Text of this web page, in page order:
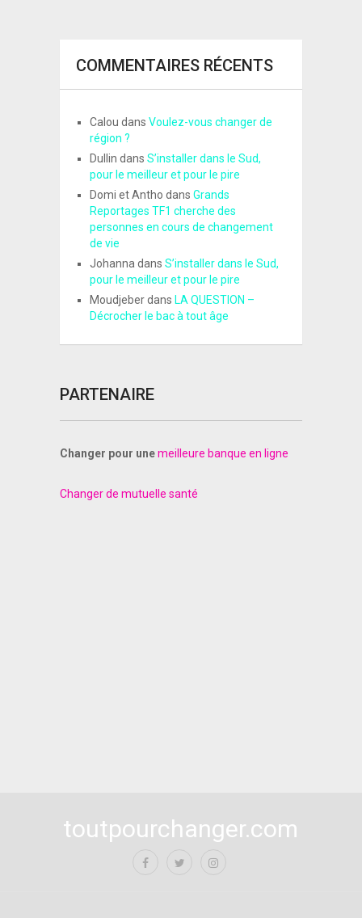
COMMENTAIRES RÉCENTS
Calou dans Voulez-vous changer de
région ?
Dullin dans S’installer dans le Sud,
pour le meilleur et pour le pire
Domi et Antho dans Grands
Reportages TF1 cherche des
personnes en cours de changement
de vie
Johannadans S’installer dans le Sud,
pour le meilleur et pour le pire
Moudjeberdans LA QUESTION –
Décrocher le bac à tout âge
PARTENAIRE
Changer pour unemeilleure banque en ligne
Changer de mutuelle santé
toutpourchanger.com